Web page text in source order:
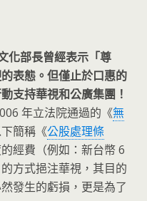
化部長曾經表示「尊
表態。但僅止於口惠的
支持華視和公廣集團！
年立法院通過的《無
簡稱《公股處理條
經費（例如：新台幣 6
方式挹注華視，其目的
發生的虧損，更是為了